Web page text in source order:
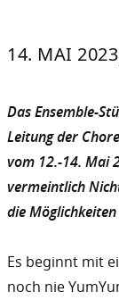
14. MAI
Das Ensemble-
Leitung der
vom 12.-14. Mai
vermeintlich
die
Es beginnt mit
noch nie